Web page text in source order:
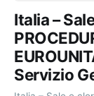
Italia –
Servizio